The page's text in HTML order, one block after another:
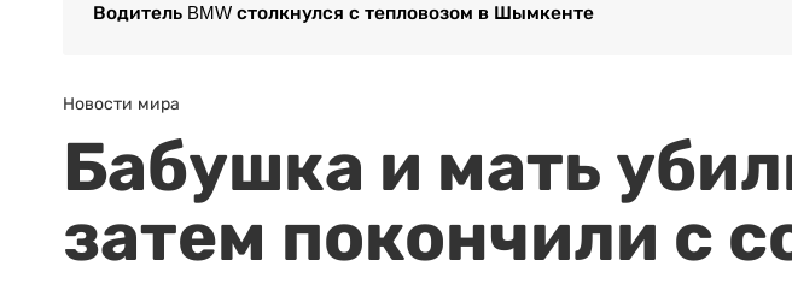
Водитель BMW столкнулся с тепловозом в Шымкенте
Новости мира
Бабушка и мать
затем покончили с